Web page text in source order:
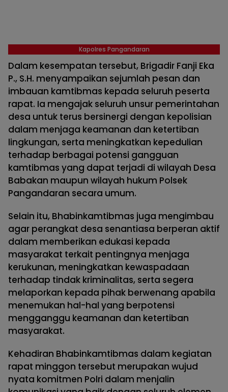
Kapolres Pangandaran
Dalam kesempatan tersebut, Brigadir Fanji Eka
P., S.H. menyampaikan sejumlah pesan dan
imbauan kamtibmas kepada seluruh peserta
rapat. Ia mengajak seluruh unsur pemerintahan
desa untuk terus bersinergi dengan kepolisian
dalam menjaga keamanan dan ketertiban
lingkungan, serta meningkatkan kepedulian
terhadap berbagai potensi gangguan
kamtibmas yang dapat terjadi di wilayah Desa
Babakan maupun wilayah hukum Polsek
Pangandaran secara umum.
Selain itu, Bhabinkamtibmas juga mengimbau
agar perangkat desa senantiasa berperan aktif
dalam memberikan edukasi kepada
masyarakat terkait pentingnya menjaga
kerukunan, meningkatkan kewaspadaan
terhadap tindak kriminalitas, serta segera
melaporkan kepada pihak berwenang apabila
menemukan hal-hal yang berpotensi
mengganggu keamanan dan ketertiban
masyarakat.
Kehadiran Bhabinkamtibmas dalam kegiatan
rapat minggon tersebut merupakan wujud
nyata komitmen Polri dalam menjalin